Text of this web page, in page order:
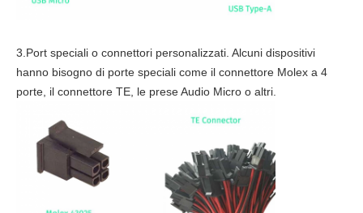
3.Port speciali o connettori personalizzati. Alcuni dispositivi
hanno bisogno di porte speciali come il connettore Molex a 4
porte, il connettore TE, le prese Audio Micro o altri.